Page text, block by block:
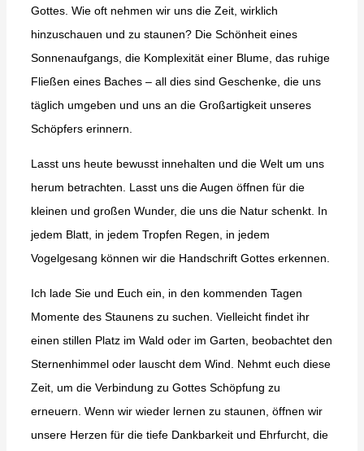
Gottes. Wie oft nehmen wir uns die Zeit, wirklich
hinzuschauen und zu staunen? Die Schönheit eines
Sonnenaufgangs, die Komplexität einer Blume, das ruhige
Fließen eines Baches – all dies sind Geschenke, die uns
täglich umgeben und uns an die Großartigkeit unseres
Schöpfers erinnern.
Lasst uns heute bewusst innehalten und die Welt um uns
herum betrachten. Lasst uns die Augen öffnen für die
kleinen und großen Wunder, die uns die Natur schenkt. In
jedem Blatt, in jedem Tropfen Regen, in jedem
Vogelgesang können wir die Handschrift Gottes erkennen.
Ich lade Sie und Euch ein, in den kommenden Tagen
Momente des Staunens zu suchen. Vielleicht findet ihr
einen stillen Platz im Wald oder im Garten, beobachtet den
Sternenhimmel oder lauscht dem Wind. Nehmt euch diese
Zeit, um die Verbindung zu Gottes Schöpfung zu
erneuern. Wenn wir wieder lernen zu staunen, öffnen wir
unsere Herzen für die tiefe Dankbarkeit und Ehrfurcht, die